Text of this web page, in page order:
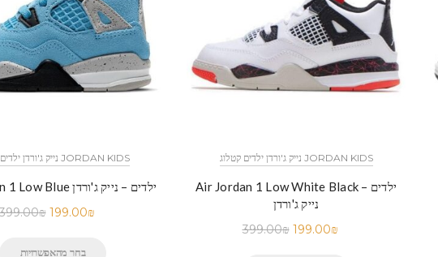
נייק ג'ורדן ילדים קטלוג JORDAN KIDS
Air Jordan 1 Low Blue ילדים – נייק ג'ורדן
₪ 199.00₪
בחר מהאפשרויות
נייק ג'ורדן ילדים קטלוג JORDAN KIDS
Air Jordan 1 Low White Black ילדים –
נייק ג'ורדן
399.00₪ 199.00₪